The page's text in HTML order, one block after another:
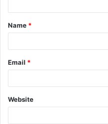
Name *
Email *
Website